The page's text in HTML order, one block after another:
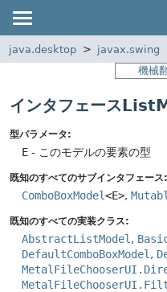
java.desktop javax.swing
機械
インタフェース
型パラメータ:
E - このモデルの要素の型
既知のすべてのサブインタフェース:
ComboBoxModel<E>,
既知のすべての実装クラス:
AbstractListModel ,
DefaultComboBoxModel ,